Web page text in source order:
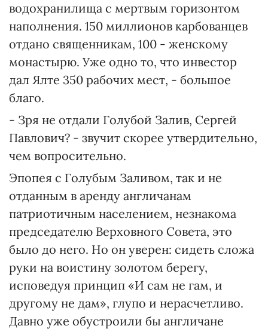
водохранилища с мертвым горизонтом
наполнения. 150 миллионов карбованцев
отдано священникам, 100 - женскому
монастырю. Уже одно то, что инвестор
дал Ялте 350 рабочих мест, - большое
благо.
- Зря не отдали Голубой Залив, Сергей
Павлович? - звучит скорее утвердительно,
чем вопросительно.
Эпопея с Голубым Заливом, так и не
отданным в аренду англичанам
патриотичным населением, незнакома
председателю Верховного Совета, это
было до него. Но он уверен: сидеть сложа
руки на воистину золотом берегу,
исповедуя принцип «И сам не гам, и
другому не дам», глупо и нерасчетливо.
Давно уже обустроили бы англичане